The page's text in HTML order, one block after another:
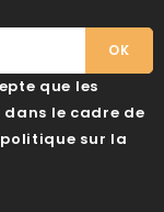
que les
le cadre de
sur la